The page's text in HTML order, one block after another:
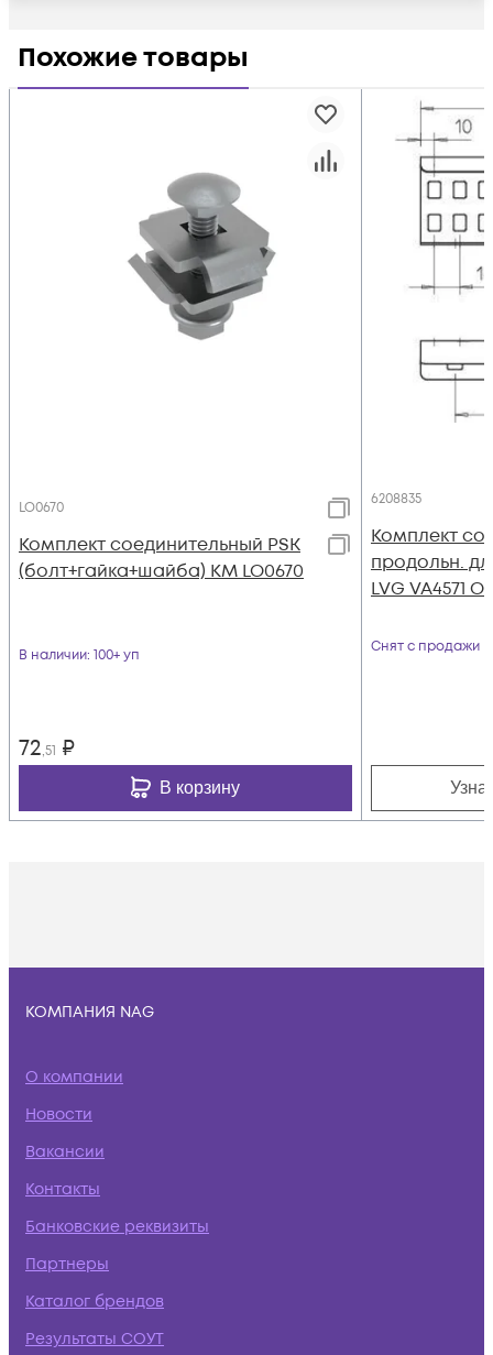
Похожие товары
LO0670
Комплект соединительный PSK
(болт+гайка+шайба) КМ LO0670
В наличии: 100+ уп
72,51 ₽
В корзину
6208835
Комплект
продольн.
LVG VA4571
Снят с продажи
КОМПАНИЯ NAG
О компании
Новости
Вакансии
Контакты
Банковские реквизиты
Партнеры
Каталог брендов
Результаты СОУТ